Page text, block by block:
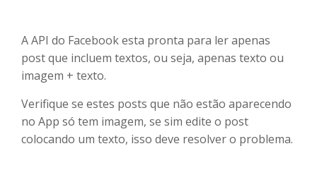
A API do Facebook esta pronta para ler apenas
post que incluem textos, ou seja, apenas texto ou
imagem + texto.
Verifique se estes posts que não estão aparecendo
no App só tem imagem, se sim edite o post
colocando um texto, isso deve resolver o problema.